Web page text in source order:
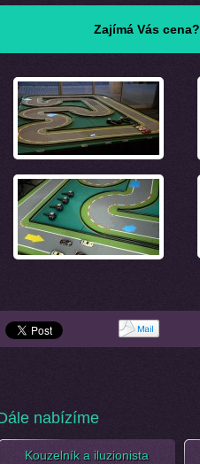
Zajímá Vás
nabízíme
Kouzelník a iluzionista